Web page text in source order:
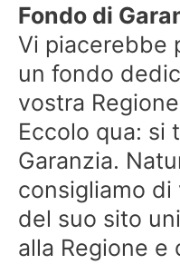
Fondo di
Vi piacerebbe
un fondo
vostra
Eccolo qua: si
Garanzia.
consigliamo
del suo sito
alla Regione